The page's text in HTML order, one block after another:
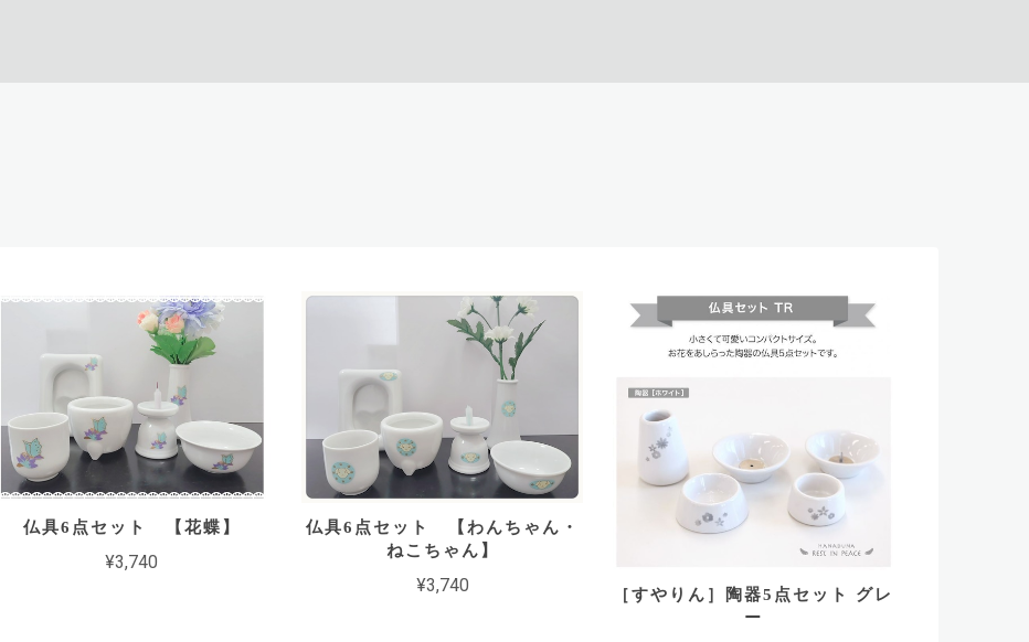
仏具6点セット 【花蝶】
¥3,740
仏具6点セット 【わんちゃん・
ねこちゃん】
¥3,740
［すやりん］陶器5点セット グレ
ー